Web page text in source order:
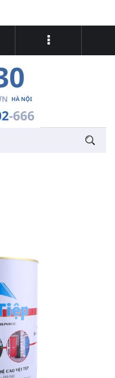
sản phẩm Sơn chống rỉ tổng